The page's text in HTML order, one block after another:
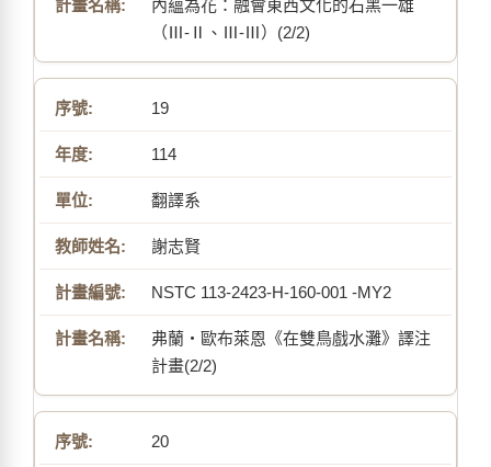
內蘊為花：融會東西文化的石黑一雄
（Ⅲ-Ⅱ、Ⅲ-Ⅲ）(2/2)
19
114
翻譯系
謝志賢
NSTC 113-2423-H-160-001 -MY2
弗蘭・歐布萊恩《在雙鳥戲水灘》譯注
計畫(2/2)
20